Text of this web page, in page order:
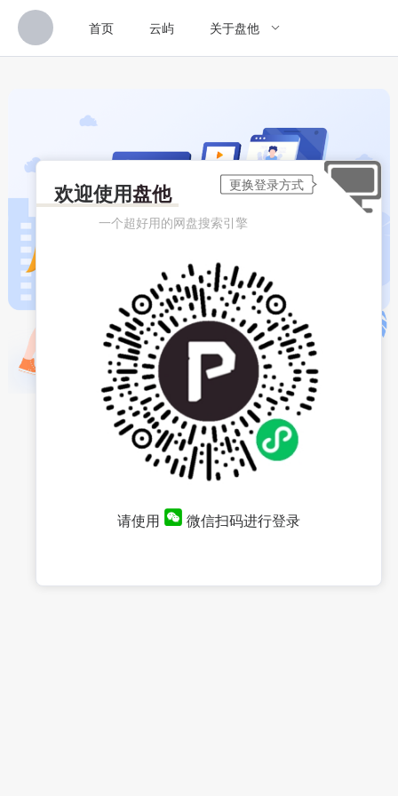
首页 云屿 关于盘他
欢迎使用盘他
一个超好用的网盘搜索引擎
请使用 微信扫码进行登录